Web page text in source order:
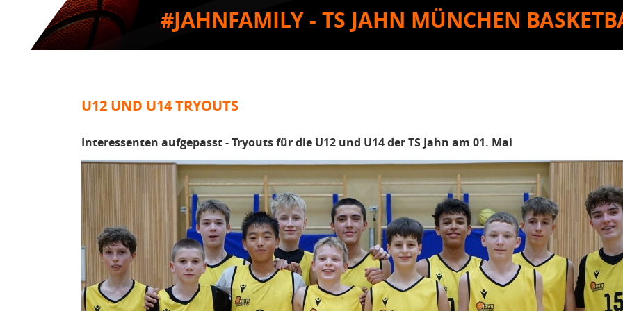
#JAHNFAMILY - TS JAHN MÜNCHEN
U12 UND U14 TRYOUTS
Interessenten aufgepasst - Tryouts für die U12 und U14 der TS Jahn am 01. Mai